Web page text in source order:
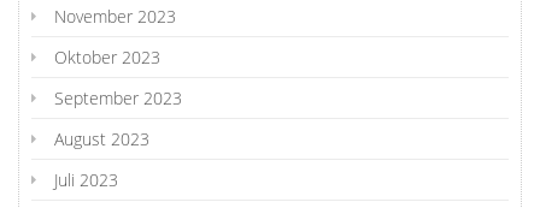
November 2023
Oktober 2023
September 2023
August 2023
Juli 2023